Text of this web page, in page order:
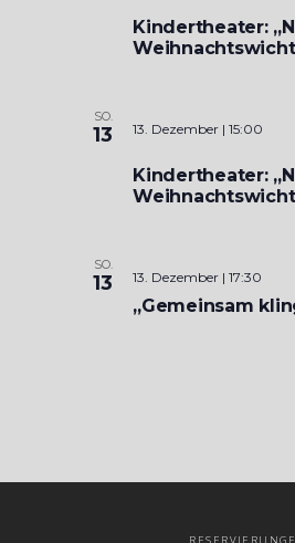
Kindertheater:
SO.
13 13. Dezember | 15:00
Kindertheater:
SO.
13 13. Dezember | 17:30
„Gemeinsam